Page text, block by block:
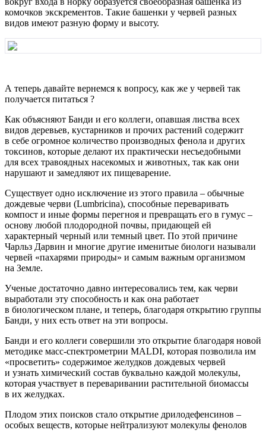
комочков экскрементов. Такие башенки у червей разных
видов имеют разную форму и высоту.
А теперь давайте вернемся к вопросу, как же у червей так
получается питаться ?
Как объясняют Банди и его коллеги, опавшая листва всех
видов деревьев, кустарников и прочих растений содержит
в себе огромное количество производных фенола и других
токсинов, которые делают их практически несъедобными
для всех травоядных насекомых и животных, так как они
нарушают и замедляют их пищеварение.
Существует одно исключение из этого правила – обычные
дождевые черви (Lumbricina), способные переваривать
компост и иные формы перегноя и превращать его в гумус –
основу любой плодородной почвы, придающей ей
характерный черный или темный цвет. По этой причине
Чарльз Дарвин и многие другие именитые биологи называли
червей «пахарями природы» и самым важным организмом
на Земле.
Ученые достаточно давно интересовались тем, как черви
выработали эту способность и как она работает
в биологическом плане, и теперь, благодаря открытию группы
Банди, у них есть ответ на эти вопросы.
Банди и его коллеги совершили это открытие благодаря новой
методике масс-спектрометрии MALDI, которая позволила им
«просветить» содержимое желудков дождевых червей
и узнать химический состав буквально каждой молекулы,
которая участвует в переваривании растительной биомассы
в их желудках.
Плодом этих поисков стало открытие дрилодефенсинов –
особых веществ, которые нейтрализуют молекулы фенолов